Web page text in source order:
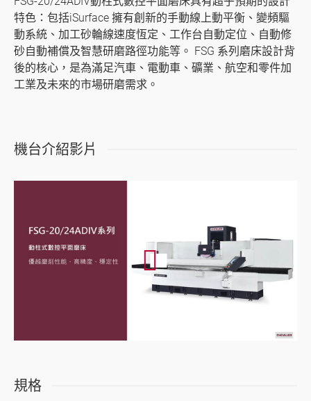
特色：包括iSurface 擁有創新的手動線上動平衡、變頻驅
動系統、加工砂輪線速度恆定、工作台自動定位、自動修
砂自動補償及智慧研磨路徑功能等。 FSG 系列磨床設計背
後的核心，是為滿足汽車、電動車、礦業、航空和零件加
工業及未來的市場研磨需求。
機台介紹影片
規格
福裕智能+
產業應用
關於福裕
聯絡我們
English